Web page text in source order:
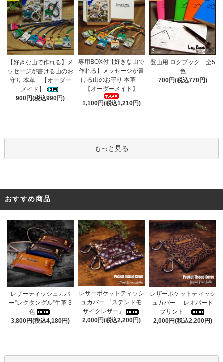
【好きな山で作れる】メ
ッセージが書ける山のお
守り 本革 【オーダー
メイド】
900円(税込990円)
専用BOX付【好きな山で
作れる】メッセージが書
ける山のお守り 本革
【オーダーメイド】
1,100円(税込1,210円)
登山用 ログブック 全5
色
700円(税込770円)
もっと見る
おすすめ商品
レザーティッシュカバ
ー”レクタングル”牛革 3
色
3,800円(税込4,180円)
レザーポケットティッシ
ュカバー 「ステンドモ
ザイクレザー」
2,000円(税込2,200円)
レザーポケットティッシ
ュカバー 「レオパード
プリント」
2,000円(税込2,200円)